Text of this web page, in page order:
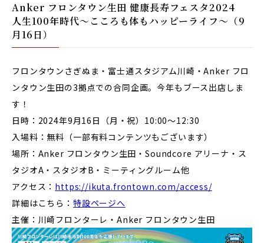
Anker フロンタウン生田 健康長寿フェスタ2024
人生100年時代～こころも体もハッピーライフ～（9
月16日）
フロンタウンさぎぬま・富士通スタジアム川崎・Anker フロ
ンタウン生田の3拠点での合同企画。今年もブース出店しま
す！
日時：2024年9月16日（月・祝）10:00～12:30
入場料：無料（一部有料コンテンツもございます）
場所：Anker フロンタウン生田・Soundcore アリーナ・ス
タジオA・スタジオB・ミーティングルーム他
アクセス： https://ikuta.frontown.com/access/
詳細はこちら： 特設ページへ
主催：川崎フロンターレ・Anker フロンタウン生田